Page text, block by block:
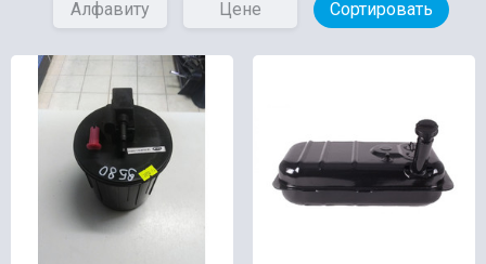
Алфавиту
Цене Сортировать